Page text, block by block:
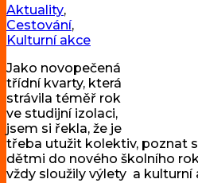
Aktuality,
Cestování,
Kulturní akce
Jako novopečená
třídní kvarty, která
strávila téměř rok
ve studijní izolaci,
jsem si řekla, že je
třeba utužit kolektiv, poznat
dětmi do nového školního
vždy sloužily výlety a kulturní